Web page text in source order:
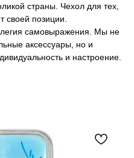
страны. Чехол для тех,
своей позиции.
самовыражения. Мы не
аксессуары, но и
и настроение.